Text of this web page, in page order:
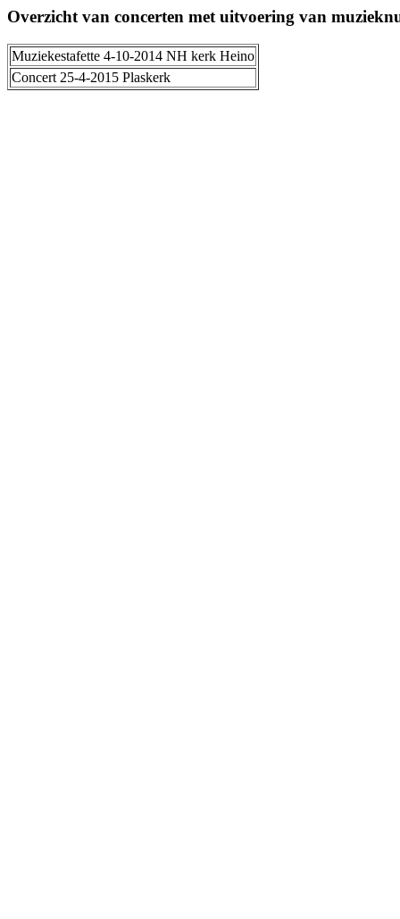
Overzicht van concerten met uitvoering van
Muziekestafette 4-10-2014 NH kerk Heino
Concert 25-4-2015 Plaskerk